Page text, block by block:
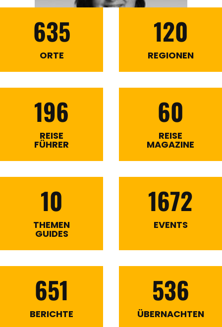
635
ORTE
120
REGIONEN
196
REISE
FÜHRER
60
REISE
MAGAZINE
10
THEMEN
GUIDES
1672
EVENTS
651
BERICHTE
536
ÜBERNACHTEN